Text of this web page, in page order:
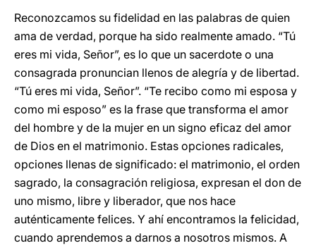
Reconozcamos su fidelidad en las palabras de quien
ama de verdad, porque ha sido realmente amado. “Tú
eres mi vida, Señor”, es lo que un sacerdote o una
consagrada pronuncian llenos de alegría y de libertad.
“Tú eres mi vida, Señor”. “Te recibo como mi esposa y
como mi esposo” es la frase que transforma el amor
del hombre y de la mujer en un signo eficaz del amor
de Dios en el matrimonio. Estas opciones radicales,
opciones llenas de significado: el matrimonio, el orden
sagrado, la consagración religiosa, expresan el don de
uno mismo, libre y liberador, que nos hace
auténticamente felices. Y ahí encontramos la felicidad,
cuando aprendemos a darnos a nosotros mismos. A